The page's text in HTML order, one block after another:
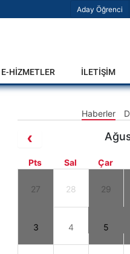
Aday Öğrenci
E-HİZMETLER İLETİŞİM
Haberler
Pts Sal Çar
27 28 29
3 4 5